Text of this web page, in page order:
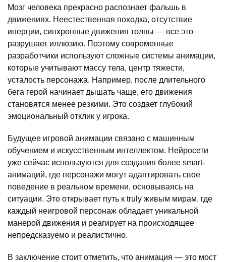
Мозг человека прекрасно распознает фальшь в
движениях. Неестественная походка, отсутствие
инерции, синхронные движения толпы — все это
разрушает иллюзию. Поэтому современные
разработчики используют сложные системы анимации,
которые учитывают массу тела, центр тяжести,
усталость персонажа. Например, после длительного
бега герой начинает дышать чаще, его движения
становятся менее резкими. Это создает глубокий
эмоциональный отклик у игрока.
Будущее игровой анимации связано с машинным
обучением и искусственным интеллектом. Нейросети
уже сейчас используются для создания более smart-
анимаций, где персонажи могут адаптировать свое
поведение в реальном времени, основываясь на
ситуации. Это открывает путь к truly живым мирам, где
каждый неигровой персонаж обладает уникальной
манерой движения и реагирует на происходящее
непредсказуемо и реалистично.
В заключение стоит отметить, что анимация — это мост